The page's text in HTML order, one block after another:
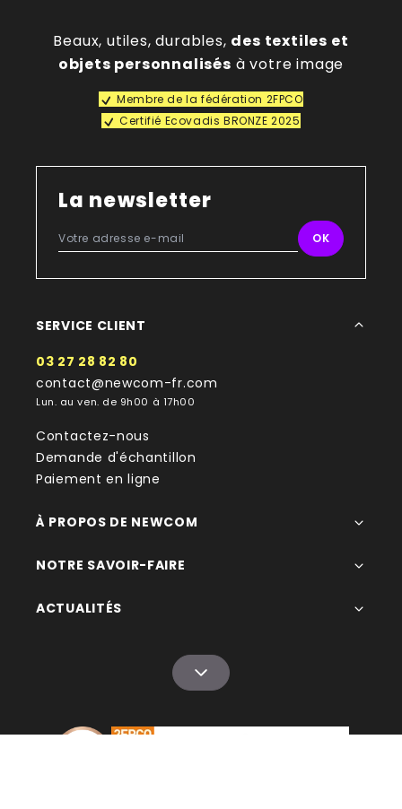
Beaux, utiles, durables, des textiles et
objets personnalisés à votre image
Membre de la fédération 2FPCO
Certifié Ecovadis BRONZE 2025
La newsletter
SERVICE CLIENT
03 27 28 82 80
contact@newcom-fr.com
Lun. au ven. de 9h00 à 17h00
Contactez-nous
Demande d'échantillon
Paiement en ligne
À PROPOS DE NEWCOM
NOTRE SAVOIR-FAIRE
ACTUALITÉS